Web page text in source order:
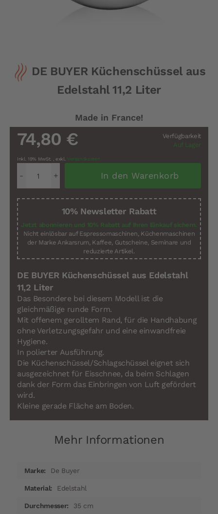
Zum
Anfang
der
DE BUYER Küchenschüssel aus
Edelstahl 11,2 Liter
Made in France!
Verfügbarkeit
Auf Lager
74,80 €
Inkl. 19% MwSt. , exkl. Versandkosten
In den Warenkorb
10% Newsletter Rabatt
Jetzt abonnieren und 10% Rabatt auf Ihren Einkauf sichern.
Nicht einlösbar auf Espressomaschinen, Küchenmaschinen
der Marke Ankarsrum, Kaffee, Gutscheine, Seminare und
reduzierte Artikel.
DE BUYER Küchenschüssel aus Edelstahl
11,2 Liter
Das Besondere bei diesem Modell ist die
gleichmäßige runde Form.
Mit offenem gerolltem Rand, für die Handhabung
ohne Verletzungsgefahr und eine einwandfreie
Hygiene.
In polierter Ausführung.
Die Küchenschüssel/Schlagschüssel eignet sich
ausgezeichnet für Eisschnee, da beim Schlagen
dank der Form das Einbringen von Luft gefördert
wird.
Kleine gerade Fläche am Boden.
Mehr Informationen
InformationenDe Buyer
Edelstahl
35 cm